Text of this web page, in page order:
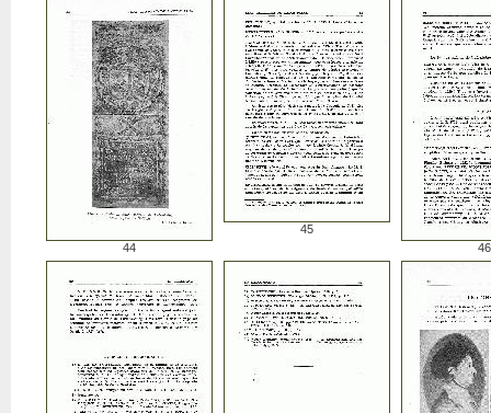
44
45
46